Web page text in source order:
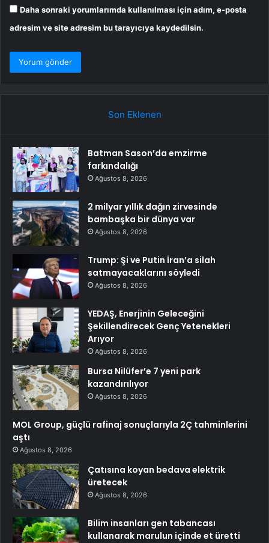
Daha sonraki yorumlarımda kullanılması için adım, e-posta
adresim ve site adresim bu tarayıcıya kaydedilsin.
Son Eklenen
Batman Sason’da emzirme
farkındalığı
Ağustos 8, 2026
2 milyar yıllık dağın zirvesinde
bambaşka bir dünya var
Ağustos 8, 2026
Trump: Şi ve Putin İran’a silah
satmayacaklarını söyledi
Ağustos 8, 2026
YEDAŞ, Enerjinin Geleceğini
Şekillendirecek Genç Yetenekleri
Arıyor
Ağustos 8, 2026
Bursa Nilüfer’e 7 yeni park
kazandırılıyor
Ağustos 8, 2026
MOL Group, güçlü rafinaj sonuçlarıyla 2Ç tahminlerini
aştı
Ağustos 8, 2026
Çatısına koyan bedava elektrik
üretecek
Ağustos 8, 2026
Bilim insanları gen tabancası
kullanarak marulun içinde et üretti